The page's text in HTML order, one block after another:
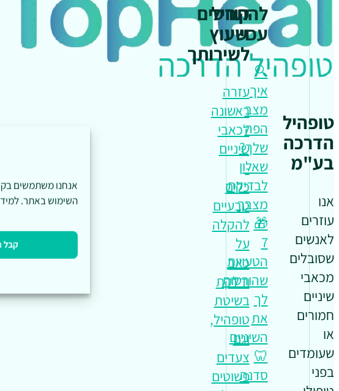
השימוש באתר.
קבל
טופהיל
הדרכה
בע"מ
אנו
עוזרים
לאנשים
שסובלים
מכאבי
שיניים
חמורים
או
שעומדים
בפני
להתחיל
עכשיו
🔍
איך
מצב
הפה
שלך?
שאלון
לבדיקת
מצבך
🎁
7
הטעויות
שהורסות
לך
את
השיניים
🦷
סדנה
קורסים
וייעוץ
לשירותך
עזרה
ראשונה
לכאבי
שיניים
-
כלים
טבעיים
להקלה
על
כאב
ודלקת
בשיטת
טופהיל,
וגם
צעדים
פשוטים